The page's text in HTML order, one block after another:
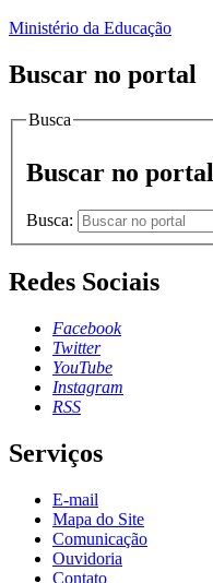
Ministério da Educação
Buscar no portal
Busca
Buscar no portal
Busca:
Redes Sociais
Facebook
Twitter
YouTube
Instagram
RSS
Serviços
E-mail
Mapa do Site
Comunicação
Ouvidoria
Contato